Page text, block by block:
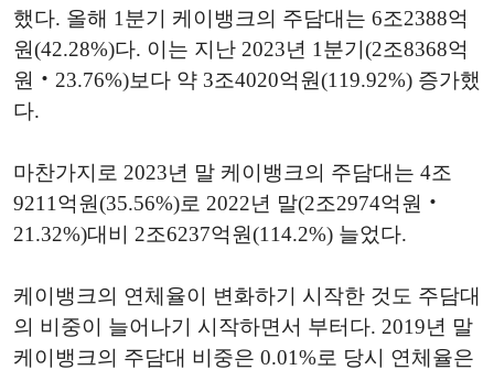
했다. 올해 1분기 케이뱅크의 주담대는 6조2388억
원(42.28%)다. 이는 지난 2023년 1분기(2조8368억
원‧23.76%)보다 약 3조4020억원(119.92%) 증가했
다.
마찬가지로 2023년 말 케이뱅크의 주담대는 4조
9211억원(35.56%)로 2022년 말(2조2974억원‧
21.32%)대비 2조6237억원(114.2%) 늘었다.
케이뱅크의 연체율이 변화하기 시작한 것도 주담대
의 비중이 늘어나기 시작하면서 부터다. 2019년 말
케이뱅크의 주담대 비중은 0.01%로 당시 연체율은